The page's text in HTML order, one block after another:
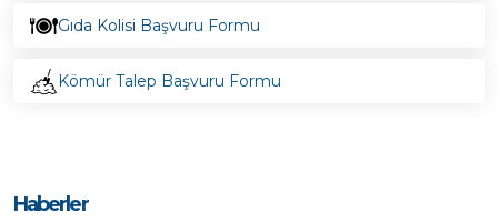
Gıda Kolisi Başvuru Formu
Kömür Talep Başvuru Formu
Haberler